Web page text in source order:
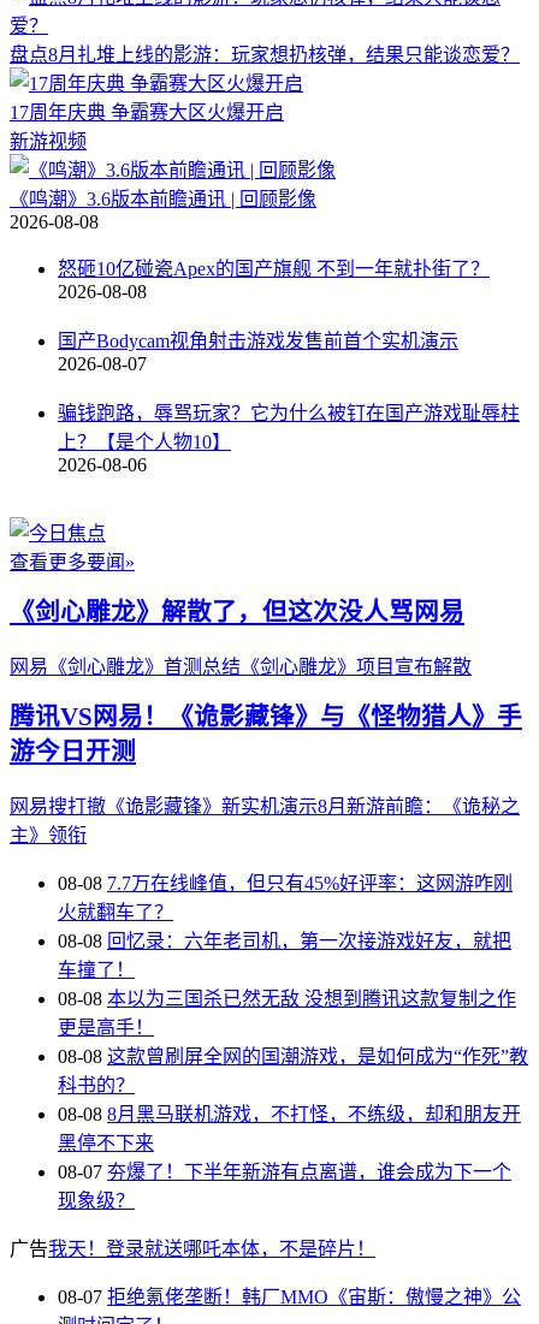
盘点8月扎堆上线的影游：玩家想扔核弹，结果只能谈恋爱？
17周年庆典 争霸赛大区火爆开启
新游视频
《鸣潮》3.6版本前瞻通讯 | 回顾影像
2026-08-08
怒砸10亿碰瓷Apex的国产旗舰 不到一年就扑街了？
2026-08-08
国产Bodycam视角射击游戏发售前首个实机演示
2026-08-07
骗钱跑路，辱骂玩家？它为什么被钉在国产游戏耻辱柱
上？【是个人物10】
2026-08-06
查看更多要闻»
《剑心雕龙》解散了，但这次没人骂网易
网易《剑心雕龙》首测总结 《剑心雕龙》项目宣布解散
腾讯VS网易！《诡影藏锋》与《怪物猎人》手
游今日开测
网易搜打撤《诡影藏锋》新实机演示8月新游前瞻：《诡秘之
主》领衔
08-08 7.7万在线峰值，但只有45%好评率：这网游咋刚
火就翻车了？
08-08 回忆录：六年老司机，第一次接游戏好友，就把
车撞了！
08-08 本以为三国杀已然无敌 没想到腾讯这款复制之作
更是高手！
08-08 这款曾刷屏全网的国潮游戏，是如何成为“作死”教
科书的？
08-08 8月黑马联机游戏，不打怪，不练级，却和朋友开
黑停不下来
08-07 夯爆了！下半年新游有点离谱，谁会成为下一个
现象级？
广告我天！登录就送哪吒本体，不是碎片！
08-07 拒绝氪佬垄断！韩厂MMO《宙斯：傲慢之神》公